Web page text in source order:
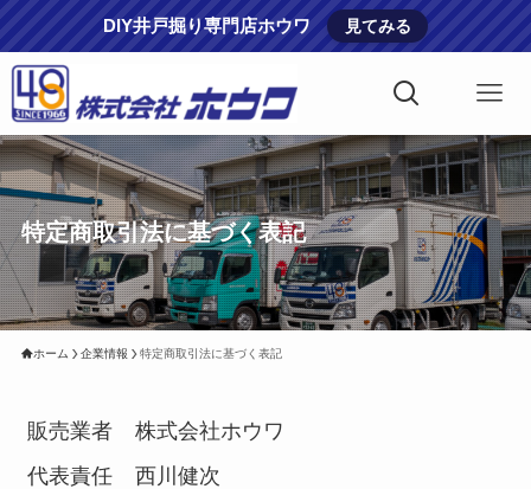
DIY井戸掘り専門店ホウワ 見てみる
特定商取引法に基づく表記
ホーム 企業情報 特定商取引法に基づく表記
販売業者
株式会社ホウワ
代表責任
西川健次